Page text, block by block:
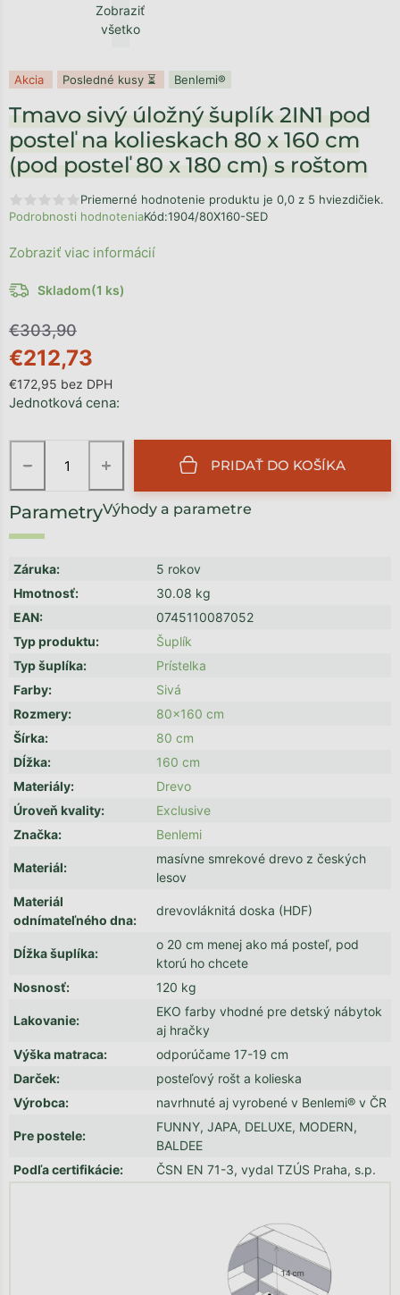
Zobraziť
všetko
Akcia Posledné kusy ⏳ Benlemi®
Tmavo sivý úložný šuplík 2IN1 pod
posteľ na kolieskach 80 x 160 cm
(pod posteľ 80 x 180 cm) s roštom
Priemerné hodnotenie produktu je 0,0 z 5 hviezdičiek.
Podrobnosti hodnoteniaKód:1904/80X160-SED
€303,90
€212,73
€172,95 bez DPH
Jednotková cena:
Skladom(1 ks)
+
− PRIDAŤ DO KOŠÍKA
Výhody a parametre
Záruka:
5 rokov
Hmotnosť:
30.08 kg
EAN:
0745110087052
Typ produktu:
Šuplík
Typ šuplíka:
Prístelka
Farby:
Sivá
Rozmery:
80x160 cm
Šírka:
80 cm
Dĺžka:
160 cm
Materiály:
Drevo
Úroveň kvality:
Exclusive
Značka: Benlemi
Materiál:
masívne smrekové drevo z českých
lesov
Materiál
odnímateľného dna:
drevovláknitá doska (HDF)
Dĺžka šuplíka:
o 20 cm menej ako má posteľ, pod
ktorú ho chcete
Nosnosť: 120 kg
Lakovanie:
EKO farby vhodné pre detský nábytok
aj hračky
Výška matraca:
odporúčame 17-19 cm
Darček:
posteľový rošt a kolieska
Výrobca: navrhnuté aj vyrobené v Benlemi® v ČR
Pre postele:
FUNNY, JAPA, DELUXE, MODERN,
BALDEE
Podľa certifikácie: ČSN EN 71-3, vydal TZÚS Praha, s.p.
Zobraziť viac informácií